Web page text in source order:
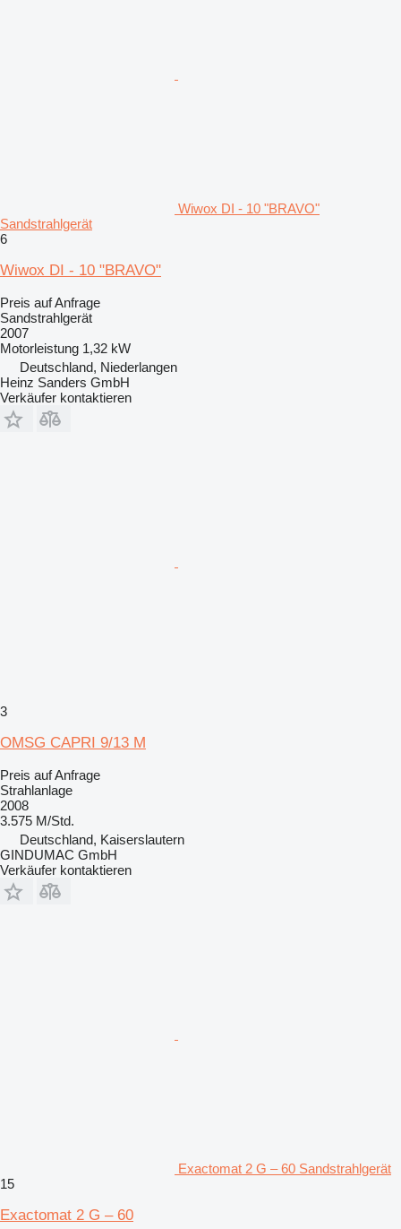
Wiwox DI - 10 "BRAVO"
Sandstrahlgerät
6
Wiwox DI - 10 "BRAVO"
Preis auf Anfrage
Sandstrahlgerät
2007
Motorleistung 1,32 kW
Deutschland, Niederlangen
Heinz Sanders GmbH
Verkäufer kontaktieren
3
OMSG CAPRI 9/13 M
Preis auf Anfrage
Strahlanlage
2008
3.575 M/Std.
Deutschland, Kaiserslautern
GINDUMAC GmbH
Verkäufer kontaktieren
Exactomat 2 G – 60 Sandstrahlgerät
15
Exactomat 2 G – 60